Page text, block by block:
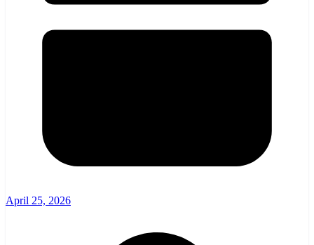
April 25, 2026